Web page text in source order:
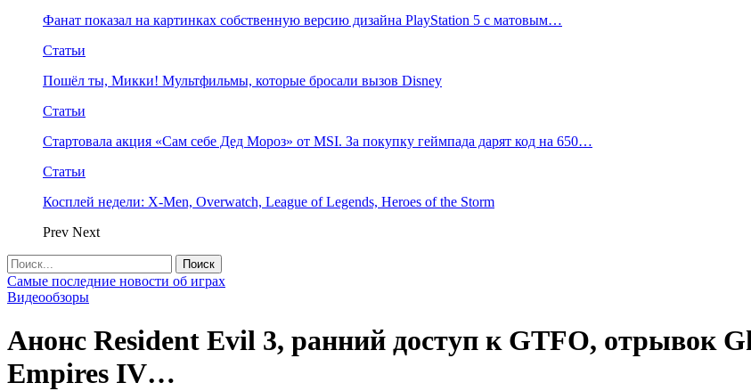
Фанат показал на картинках собственную версию дизайна PlayStation 5 с матовым…
Статьи
Пошёл ты, Микки! Мультфильмы, которые бросали вызов Disney
Статьи
Стартовала акция «Сам себе Дед Мороз» от MSI. За покупку геймпада дарят код на 650…
Статьи
Косплей недели: X-Men, Overwatch, League of Legends, Heroes of the Storm
Prev Next
Самые последние новости об играх
Видеообзоры
Анонс Resident Evil 3, ранний доступ к GTFO, отрывок
Empires IV…